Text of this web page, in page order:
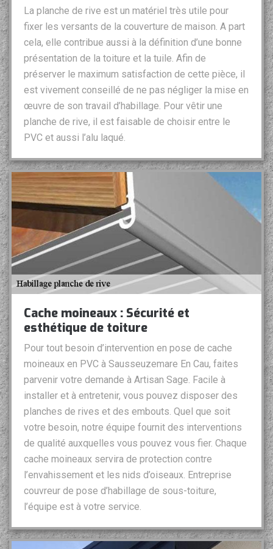
La planche de rive est un matériel très utile pour
fixer les versants de la couverture de maison. A part
cela, elle contribue aussi à la définition d’une bonne
présentation de la toiture et la tuile. Afin de
préserver le maximum satisfaction de cette pièce, il
est vivement conseillé de ne pas négliger la mise en
œuvre de son travail d’habillage. Pour vêtir une
planche de rive, il est faisable de choisir entre le
PVC et aussi l’alu laqué.
Cache moineaux : Sécurité et
esthétique de toiture
Pour tout besoin d’intervention en pose de cache
moineaux en PVC à Sausseuzemare En Cau, faites
parvenir votre demande à Artisan Sage. Facile à
installer et à entretenir, vous pouvez disposer des
planches de rives et des embouts. Quel que soit
votre besoin, notre équipe fournit des interventions
de qualité auxquelles vous pouvez vous fier. Chaque
cache moineaux servira de protection contre
l’envahissement et les nids d’oiseaux. Entreprise
couvreur de pose d’habillage de sous-toiture,
l’équipe est à votre service.